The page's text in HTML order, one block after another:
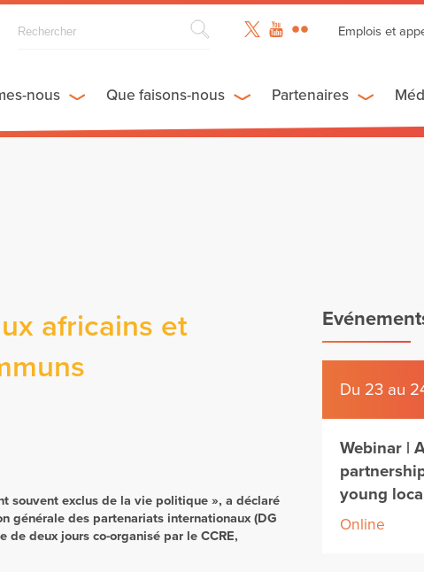
Emplois et
nous Que faisons-nous Partenaires
africains et
souvent exclus de la vie politique », a déclaré
générale des partenariats internationaux (DG
de deux jours co-organisé par le CCRE,
Du 23 au
Webinar |
young
Online